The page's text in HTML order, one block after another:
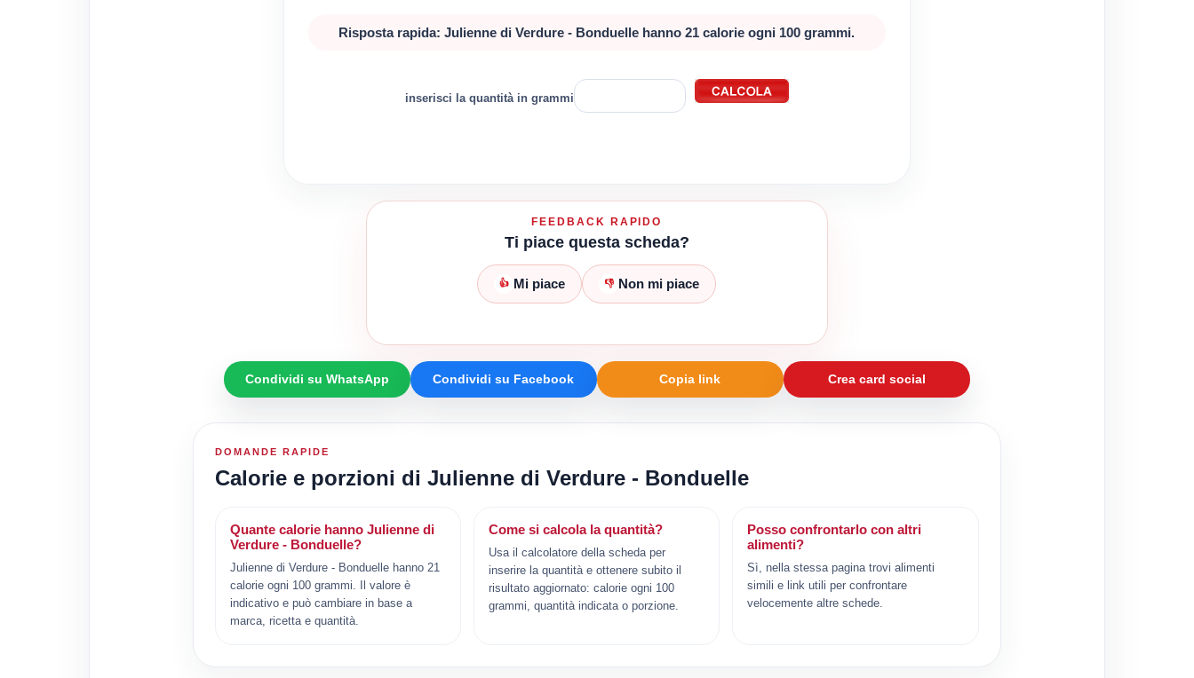
Risposta rapida: Julienne di Verdure - Bonduelle hanno 21 calorie ogni 100 grammi.
inserisci la quantità in grammi
FEEDBACK RAPIDO
Ti piace questa scheda?
👍 Mi piace 👎 Non mi piace
Condividi su WhatsApp Condividi su Facebook Copia link Crea card social
DOMANDE RAPIDE
Calorie e porzioni di Julienne di Verdure - Bonduelle
Quante calorie hanno Julienne di
Verdure - Bonduelle?
Julienne di Verdure - Bonduelle hanno 21
calorie ogni 100 grammi. Il valore è
indicativo e può cambiare in base a
marca, ricetta e quantità.
Come si calcola la quantità?
Usa il calcolatore della scheda per
inserire la quantità e ottenere subito il
risultato aggiornato: calorie ogni 100
grammi, quantità indicata o porzione.
Posso confrontarlo con altri
alimenti?
Sì, nella stessa pagina trovi alimenti
simili e link utili per confrontare
velocemente altre schede.